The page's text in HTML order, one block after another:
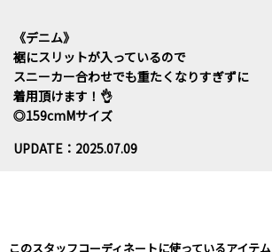
《デニム》
裾にスリットが入っているので
スニーカー合わせでも重たくなりすぎずに
着用頂けます！👌
◎159cmMサイズ
UPDATE：2025.07.09
このスタッフコーディネートに使っているアイテム